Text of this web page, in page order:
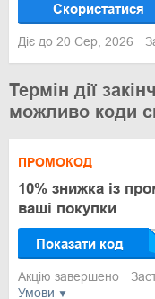
Скористатися
Діє до 20 Сер, 2026
Термін дії
можливо коди
Умови
ПРОМОКОД
10% знижка із
ваші покупки
Показати код
Акцію завершено